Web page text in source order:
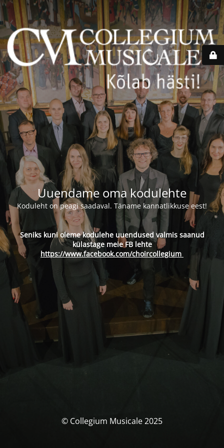
Uuendame oma kodulehte
Koduleht on peagi saadaval. Täname kannatlikkuse eest!
Seniks kuni oleme kodulehe uuendused valmis saanud
külastage meie FB lehte
https://www.facebook.com/choircollegium
© Collegium Musicale 2025